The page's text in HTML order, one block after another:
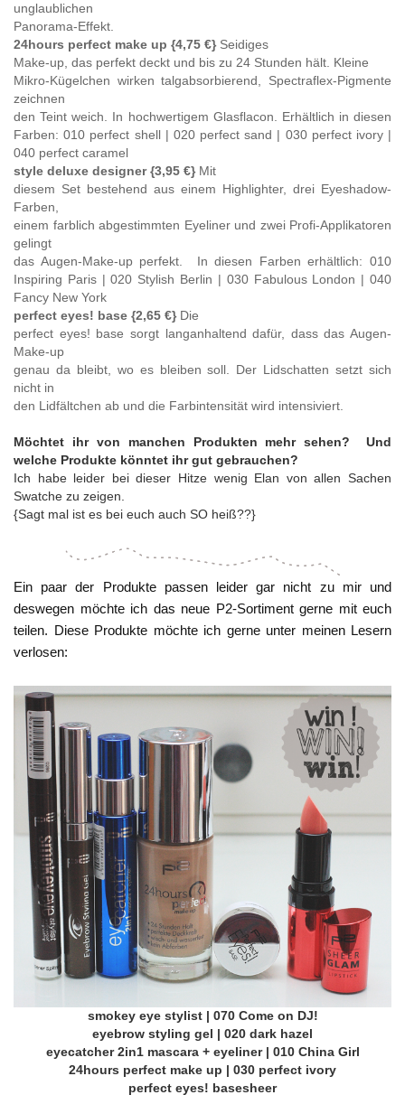
unglaublichen
Panorama-Effekt.
24hours perfect make up {4,75 €} Seidiges
Make-up, das perfekt deckt und bis zu 24 Stunden hält. Kleine
Mikro-Kügelchen wirken talgabsorbierend, Spectraflex-Pigmente
zeichnen
den Teint weich. In hochwertigem Glasflacon. Erhältlich in diesen
Farben: 010 perfect shell | 020 perfect sand | 030 perfect ivory |
040 perfect caramel
style deluxe designer{3,95 €} Mit
diesem Set bestehend aus einem Highlighter, drei Eyeshadow-
Farben,
einem farblich abgestimmten Eyeliner und zwei Profi-Applikatoren
gelingt
das Augen-Make-up perfekt. In diesen Farben erhältlich: 010
Inspiring Paris | 020 Stylish Berlin | 030 Fabulous London | 040
Fancy New York
perfect eyes! base {2,65 €} Die
perfect eyes! base sorgt langanhaltend dafür, dass das Augen-
Make-up
genau da bleibt, wo es bleiben soll. Der Lidschatten setzt sich
nicht in
den Lidfältchen ab und die Farbintensität wird intensiviert.
Möchtet ihr von manchen Produkten mehr sehen? Und
welche Produkte könntet ihr gut gebrauchen?
Ich habe leider bei dieser Hitze wenig Elan von allen Sachen
Swatche zu zeigen.
{Sagt mal ist es bei euch auch SO heiß??}
Ein paar der Produkte passen leider gar nicht zu mir und
deswegen möchte ich das neue P2-Sortiment gerne mit euch
teilen. Diese Produkte möchte ich gerne unter meinen Lesern
verlosen:
smokey eye stylist | 070 Come on DJ!
eyebrow styling gel | 020 dark hazel
eyecatcher 2in1 mascara + eyeliner | 010 China Girl
24hours perfect make up | 030 perfect ivory
perfect eyes! basesheer